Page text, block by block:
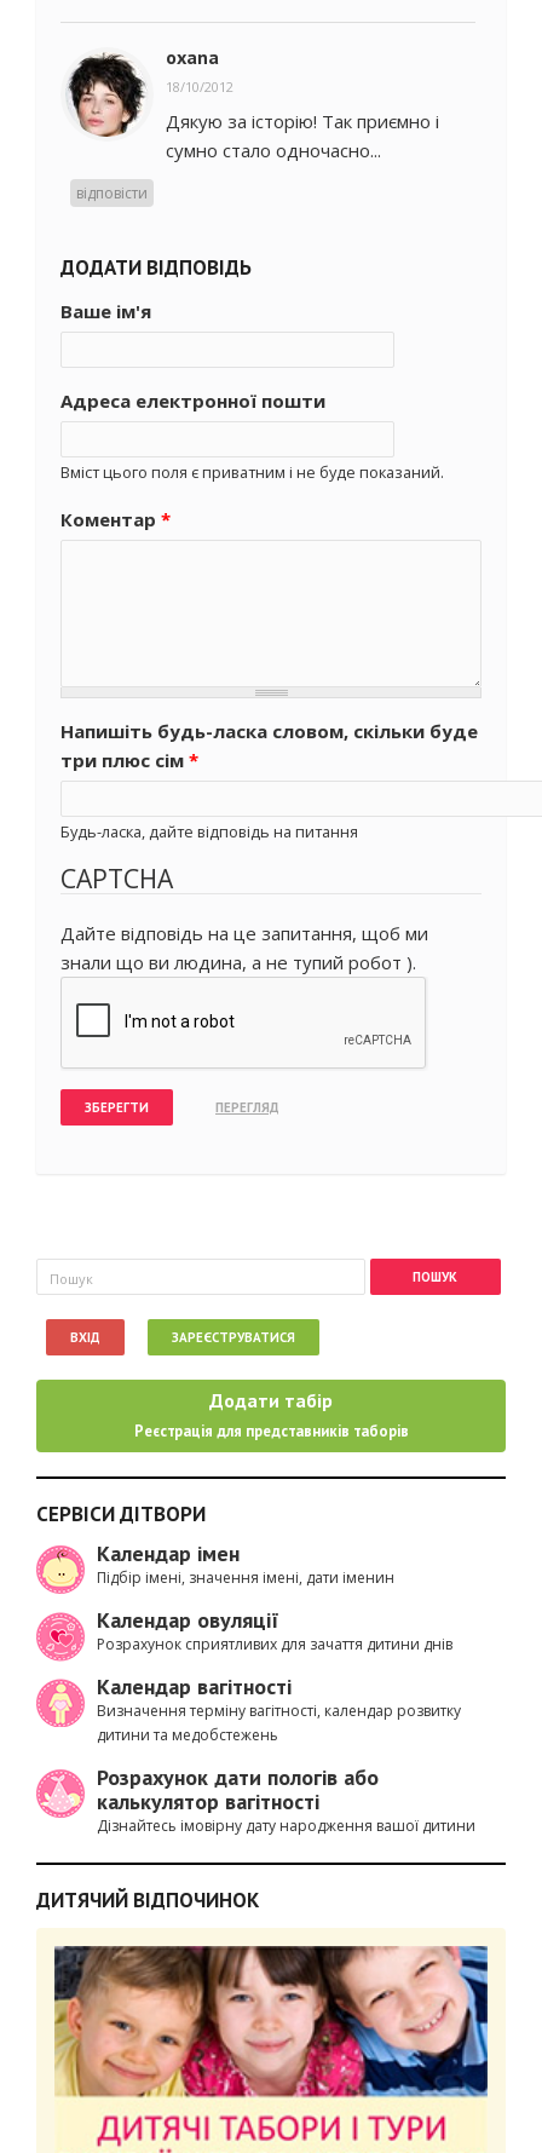
oxana
18/10/2012
Дякую за історію! Так приємно і
сумно стало одночасно...
відповісти
ДОДАТИ ВІДПОВІДЬ
Ваше ім'я
Адреса електронної пошти
Вміст цього поля є приватним і не буде показаний.
Коментар *
Напишіть будь-ласка словом, скільки буде
три плюс сім *
Будь-ласка, дайте відповідь на питання
CAPTCHA
Дайте відповідь на це запитання, щоб ми
знали що ви людина, а не тупий робот ).
Пошукова форма
Пошук
ВХІД ЗАРЕЄСТРУВАТИСЯ
Додати табір
Реєстрація для представників таборів
СЕРВІСИ ДІТВОРИ
Календар імен
Підбір імені, значення імені, дати іменин
Календар овуляції
Розрахунок сприятливих для зачаття дитини днів
Календар вагітності
Визначення терміну вагітності, календар розвитку
дитини та медобстежень
Розрахунок дати пологів або
калькулятор вагітності
Дізнайтесь імовірну дату народження вашої дитини
ДИТЯЧИЙ ВІДПОЧИНОК